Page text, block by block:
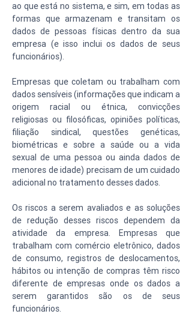
ao que está no sistema, e sim, em todas as
formas que armazenam e transitam os
dados de pessoas físicas dentro da sua
empresa (e isso inclui os dados de seus
funcionários).
Empresas que coletam ou trabalham com
dados sensíveis (informações que indicam a
origem racial ou étnica, convicções
religiosas ou filosóficas, opiniões políticas,
filiação sindical, questões genéticas,
biométricas e sobre a saúde ou a vida
sexual de uma pessoa ou ainda dados de
menores de idade) precisam de um cuidado
adicional no tratamento desses dados.
Os riscos a serem avaliados e as soluções
de redução desses riscos dependem da
atividade da empresa. Empresas que
trabalham com comércio eletrônico, dados
de consumo, registros de deslocamentos,
hábitos ou intenção de compras têm risco
diferente de empresas onde os dados a
serem garantidos são os de seus
funcionários.